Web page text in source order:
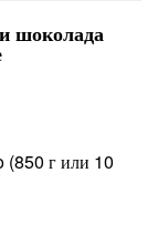
шоколада
г или 10